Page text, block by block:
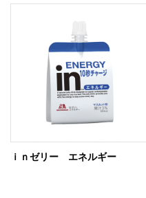
ｉｎゼリー エネルギー